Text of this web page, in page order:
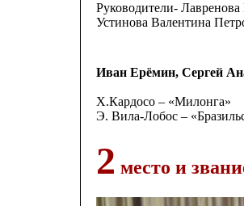
Руководители-
Устинова Валентина
Иван Ерёмин, Сергей
Х.Кардосо – «Милонга»
Э. Вила-Лобос –
2 место и